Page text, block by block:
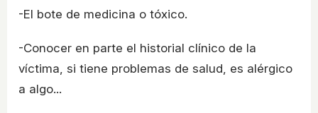
-El bote de medicina o tóxico.
-Conocer en parte el historial clínico de la
víctima, si tiene problemas de salud, es alérgico
a algo...